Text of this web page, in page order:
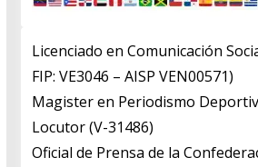
Licenciado en Comunicación
FIP: VE3046 – AISP VEN00571)
​Magister en Periodismo
​Locutor (V-31486)
​Oficial de Prensa de la